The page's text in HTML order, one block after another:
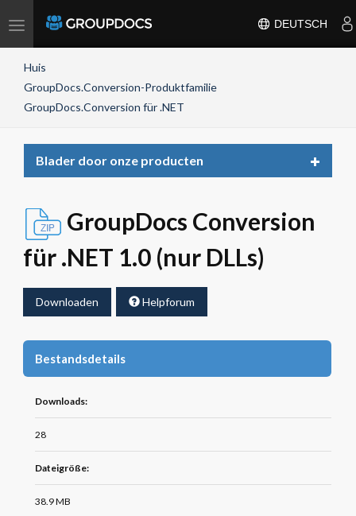
Toggle
DEUTSCH
Huis
GroupDocs.Conversion-Produktfamilie
GroupDocs.Conversion für .NET
Blader door onze producten
Toggle
GroupDocs Conversion
für .NET 1.0 (nur DLLs)
Downloaden Helpforum
Bestandsdetails
Downloads:
28
Dateigröße:
38.9 MB